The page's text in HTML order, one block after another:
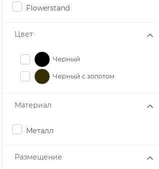
Flowerstand
Цвет
Черный
Черный с золотом
Материал
Металл
Размещение